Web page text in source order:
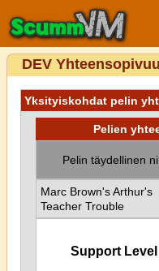
DEV
Yksityiskohdat pelin
Pelien
Pelin täydellinen
Marc Brown's Arthur's
Teacher Trouble
Support Level